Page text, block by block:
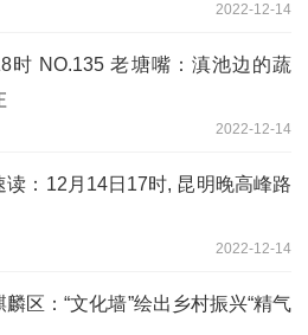
2022-12-14
时 NO.135 老塘嘴：滇池边的蔬
2022-12-14
读：12月14日17时, 昆明晚高峰路
2022-12-14
麟区：“文化墙”绘出乡村振兴“精气